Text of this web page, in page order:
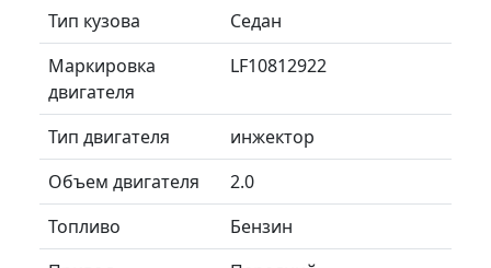
Тип кузова
Седан
Маркировка
двигателя
LF10812922
Тип двигателя
инжектор
Объем двигателя
2.0
Топливо
Бензин